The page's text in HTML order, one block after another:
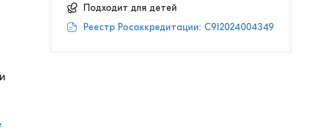
Подходит для детей
Реестр Росаккредитации: С912024004349